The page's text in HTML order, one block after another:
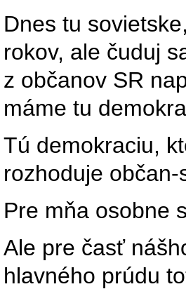
Dnes tu
rokov, ale čuduj
z občanov SR
máme tu
Tú demokraciu,
rozhoduje občan-
Pre mňa osobne
Ale pre časť
hlavného prúdu